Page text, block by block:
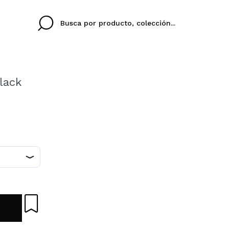
Al crear una cuenta
rápidamente, revisar
IDIOMA
colori